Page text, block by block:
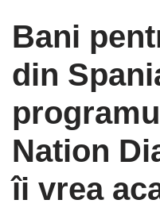
Bani
din
Nation
îi vrea